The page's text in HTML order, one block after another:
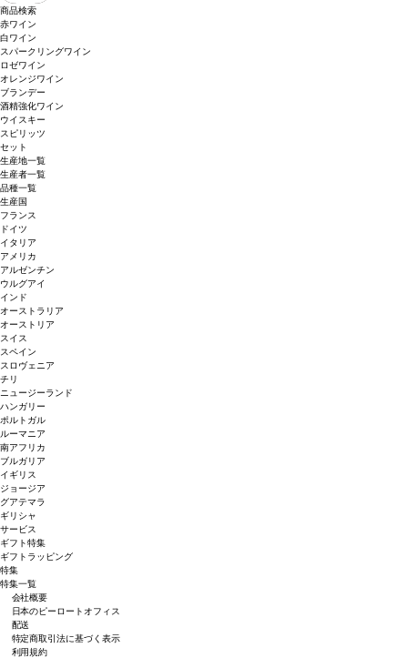
商品検索
赤ワイン
白ワイン
スパークリングワイン
ロゼワイン
オレンジワイン
ブランデー
酒精強化ワイン
ウイスキー
スピリッツ
セット
生産地一覧
生産者一覧
品種一覧
生産国
フランス
ドイツ
イタリア
アメリカ
アルゼンチン
ウルグアイ
インド
オーストラリア
オーストリア
スイス
スペイン
スロヴェニア
チリ
ニュージーランド
ハンガリー
ポルトガル
ルーマニア
南アフリカ
ブルガリア
イギリス
ジョージア
グアテマラ
ギリシャ
サービス
ギフト特集
ギフトラッピング
特集
特集一覧
会社概要
日本のピーロートオフィス
配送
特定商取引法に基づく表示
利用規約